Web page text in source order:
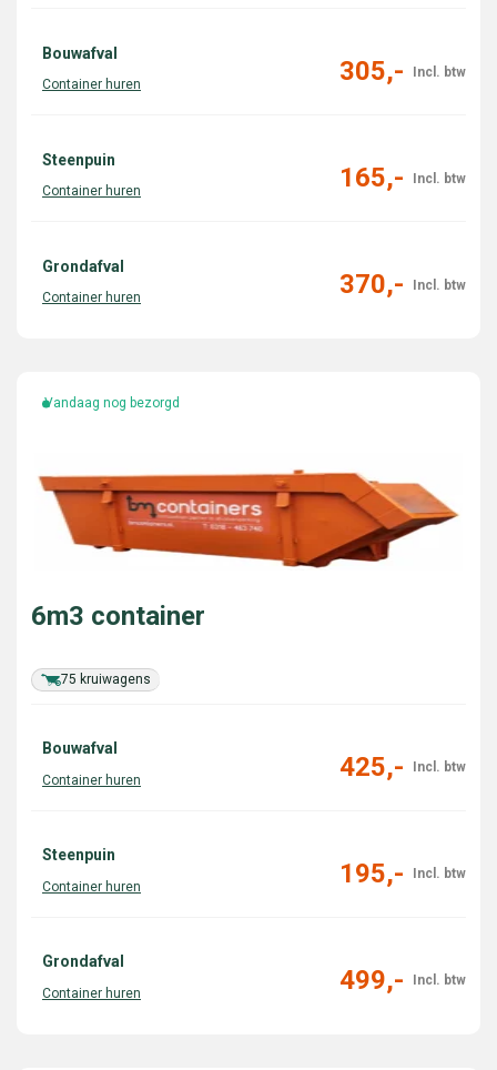
Bouwafval
305,-
Steenpuin
165,-
Grondafval
370,-
Vandaag nog bezorgd
75 kruiwagens
6m3 container
Bouwafval
425,-
Steenpuin
195,-
Grondafval
499,-